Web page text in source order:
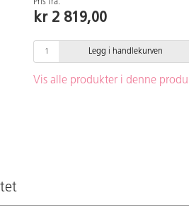
Pris fra:
kr 2 819,00
Legg i handlekurven
Vis alle produkter i denne